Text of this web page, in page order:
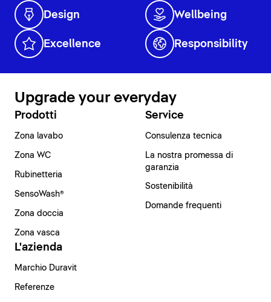
Design Wellbeing
Excellence Responsibility
Upgrade your everyday
Prodotti
Zona lavabo
Zona WC
Rubinetteria
SensoWash®
Zona doccia
Zona vasca
Service
Consulenza tecnica
La nostra promessa di
garanzia
Sostenibilità
Domande frequenti
L'azienda
Marchio Duravit
Referenze